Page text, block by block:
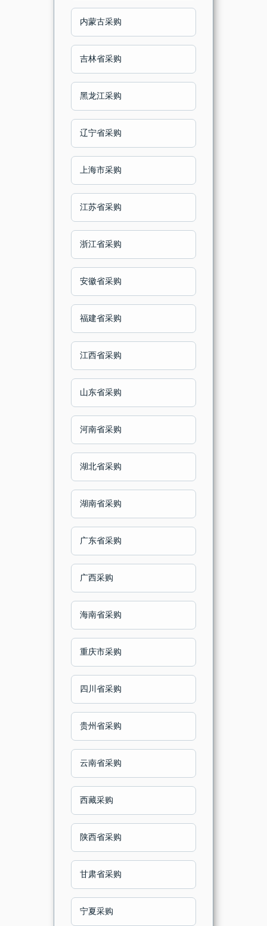
内蒙古采购
吉林省采购
黑龙江采购
辽宁省采购
上海市采购
江苏省采购
浙江省采购
安徽省采购
福建省采购
江西省采购
山东省采购
河南省采购
湖北省采购
湖南省采购
广东省采购
广西采购
海南省采购
重庆市采购
四川省采购
贵州省采购
云南省采购
西藏采购
陕西省采购
甘肃省采购
宁夏采购